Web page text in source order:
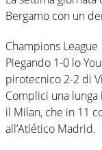
Bergamo con un
Champions League
Piegando 1-0 lo
pirotecnico 2-2 di
Complici una
il Milan, che in 11
all’Atlético Madrid.